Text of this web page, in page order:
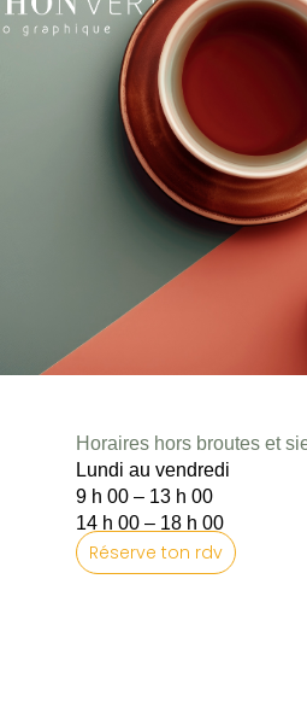
Horaires hors broutes et
Lundi au vendredi
9 h 00 – 13 h 00
14 h 00 – 18 h 00
Réserve ton rdv